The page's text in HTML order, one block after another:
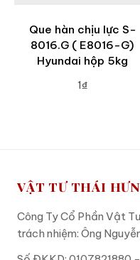
Que hàn chịu lực S-
8016.G ( E8016-G)
Hyundai hộp 5kg
1₫
VẬT TƯ THÁI
Công Ty Cổ Phần Vật
trách nhiệm: Ông